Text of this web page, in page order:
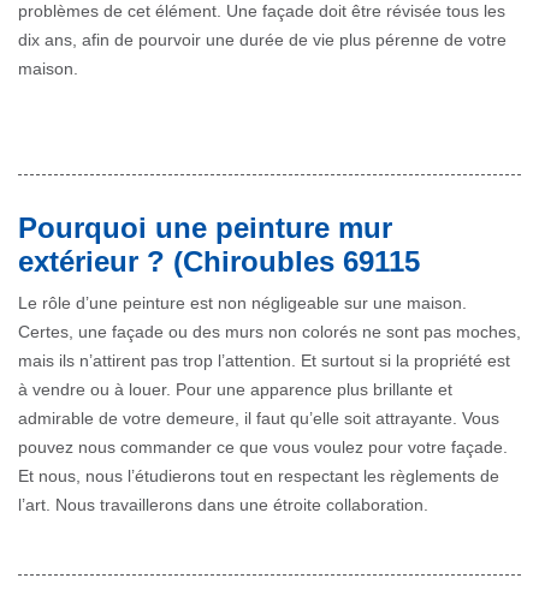
problèmes de cet élément. Une façade doit être révisée tous les
dix ans, afin de pourvoir une durée de vie plus pérenne de votre
maison.
Pourquoi une peinture mur
extérieur ? (Chiroubles 69115
Le rôle d’une peinture est non négligeable sur une maison.
Certes, une façade ou des murs non colorés ne sont pas moches,
mais ils n’attirent pas trop l’attention. Et surtout si la propriété est
à vendre ou à louer. Pour une apparence plus brillante et
admirable de votre demeure, il faut qu’elle soit attrayante. Vous
pouvez nous commander ce que vous voulez pour votre façade.
Et nous, nous l’étudierons tout en respectant les règlements de
l’art. Nous travaillerons dans une étroite collaboration.